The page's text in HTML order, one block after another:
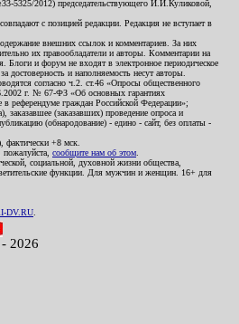
5325/2012) председательствующего И.И.Куликовой,
с позицией редакции. Редакция не вступает в
внешних ссылок и комментариев. За них
их правообладатели и авторы. Комментарии на
Блоги и форум не входят в электронное периодическое
достоверность и наполняемость несут авторы.
согласно ч.2. ст.46 «Опросы общественного
г. № 67-ФЗ «Об основных гарантиях
в референдуме граждан Российской Федерации»;
заказавшее (заказавших) проведение опроса и
(обнародование) - едино - сайт, без оплаты -
фактически +8 мск.
сообщите нам об этом
социальной, духовной жизни общества,
функции. Для мужчин и женщин. 16+ для
DV.RU
2026